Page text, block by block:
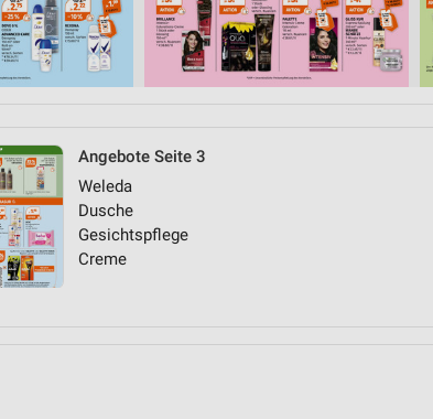
Angebote Seite 3
Weleda
Dusche
Gesichtspflege
Creme